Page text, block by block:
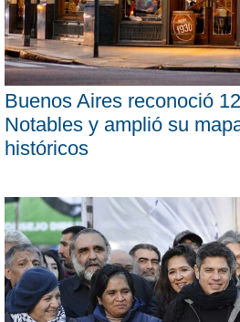
Buenos Aires reconoció
Notables y amplió su
históricos